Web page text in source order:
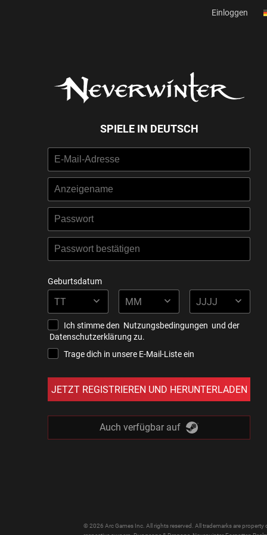
Einloggen
SPIELE IN DEUTSCH
Geburtsdatum
TT MM JJJJ
Ich stimme den Nutzungsbedingungen und der
Datenschutzerklärung zu.
Trage dich in unsere E-Mail-Liste ein
JETZT REGISTRIEREN UND HERUNTERLADEN
Auch verfügbar auf
© 2026 Arc Games Inc. All rights reserved. All trademarks are property